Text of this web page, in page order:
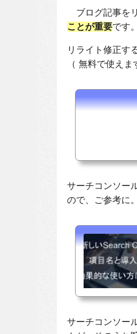
ブログ記事を
ことが重要です。
リライト修正す
（ 無料で使えま
サーチコンソー
ので、ご参考に
サーチコンソー